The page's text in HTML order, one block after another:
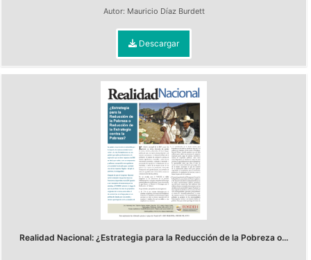
Autor: Mauricio Díaz Burdett
Descargar
Realidad Nacional: ¿Estrategia para la Reducción de la Pobreza o...